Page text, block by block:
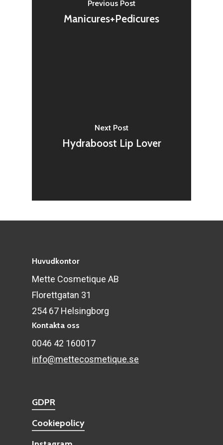
Previous Post
Manicures+Pedicures
Next Post
Hydraboost Lip Lover
Huvudkontor
Mette Cosmetique AB
Florettgatan 31
254 67 Helsingborg
Kontakta oss
0046 42 160017
info@mettecosmetique.se
GDPR
Cookiepolicy